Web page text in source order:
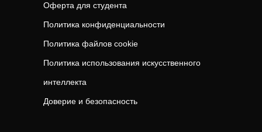
Оферта для студента
Политика конфиденциальности
Политика файлов cookie
Политика использования искусственного
интеллекта
Доверие и безопасность